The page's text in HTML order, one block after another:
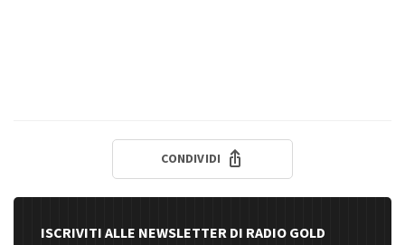
CONDIVIDI
ISCRIVITI ALLE NEWSLETTER DI RADIO GOLD